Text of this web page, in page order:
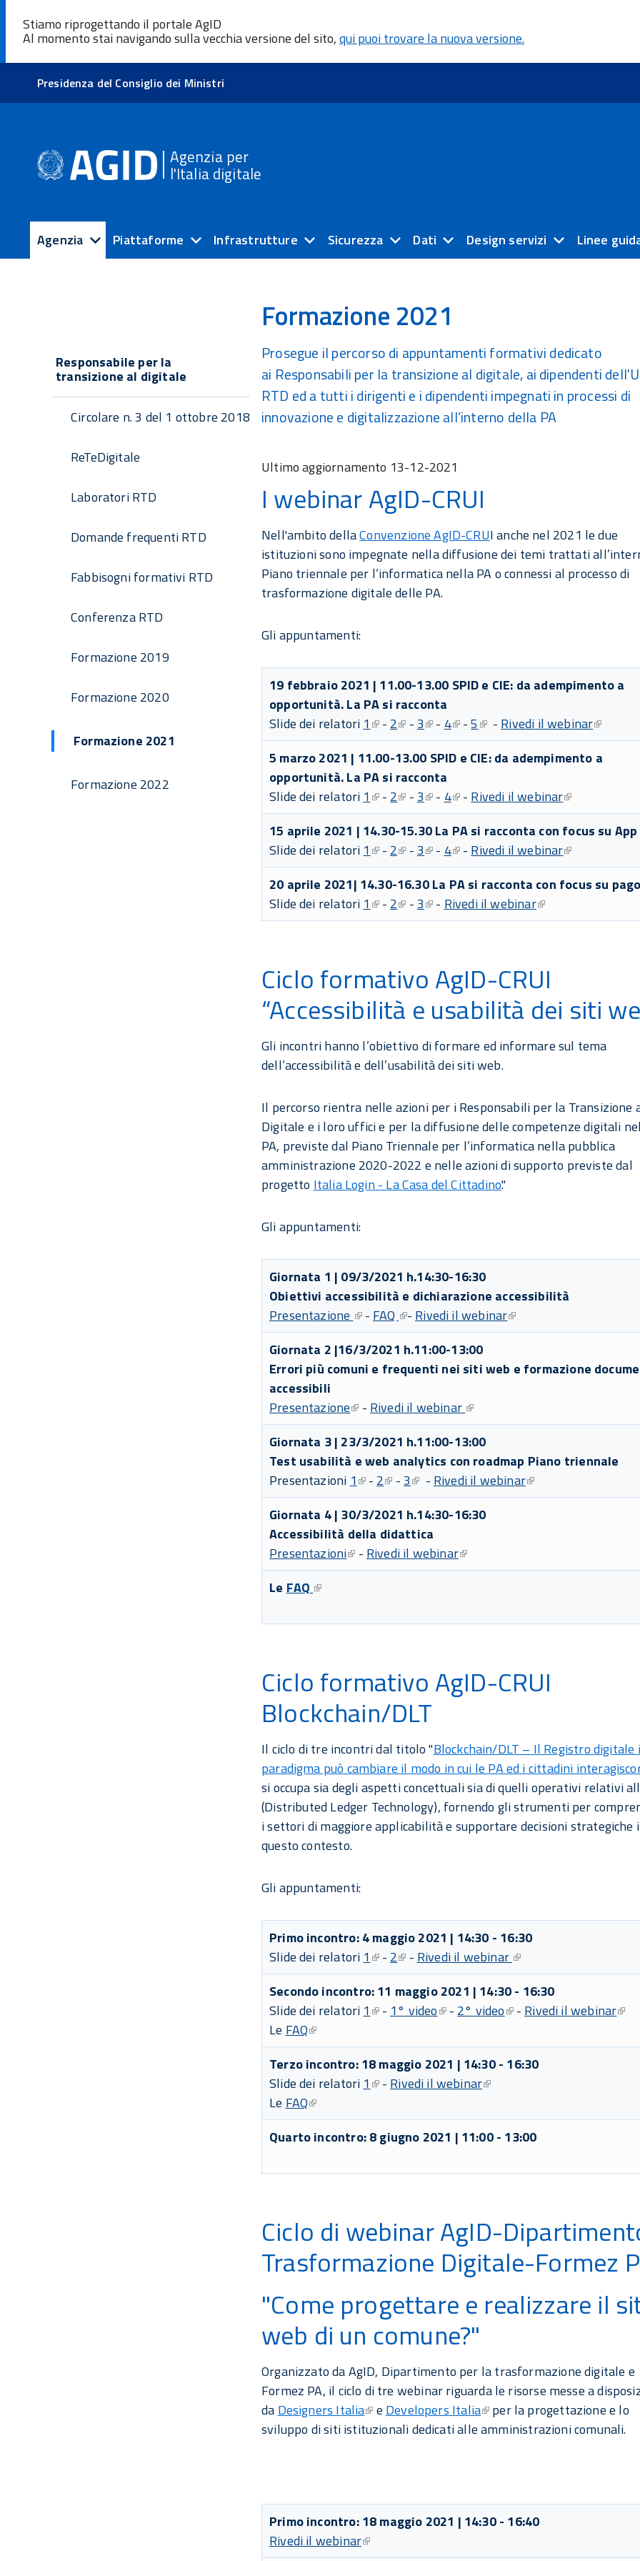
Stiamo riprogettando il portale AgID
Al momento stai navigando sulla vecchia versione del sito,qui puoi trovare la nuova versione.
Presidenza del Consiglio dei Ministri
Agenzia per
l'Italia digitale
Agenzia Piattaforme Infrastrutture Sicurezza Dati Design servizi Linee
Formazione 2021
Navigazione
principale
Responsabile per la
transizione al digitale
Circolare n. 3 del 1 ottobre 2018
ReTeDigitale
Laboratori RTD
Domande frequenti RTD
Fabbisogni formativi RTD
Conferenza RTD
Formazione 2019
Formazione 2020
Formazione 2021
Formazione 2022
Prosegue il percorso di appuntamenti formativi dedicato
ai Responsabili per la transizione al digitale, ai dipendenti
RTD ed a tutti i dirigenti e i dipendenti impegnati in processi di
innovazione e digitalizzazione all’interno della PA
Ultimo aggiornamento 13-12-2021
I webinar AgID-CRUI
Nell'ambito dellaConvenzione AgID-CRUI anche nel 2021 le due
istituzioni sono impegnate nella diffusione dei temi trattati
Piano triennale per l’informatica nella PA o connessi al processo di
trasformazione digitale delle PA.
Gli appuntamenti:
19 febbraio 2021 | 11.00-13.00 SPID e CIE: da adempimento a
opportunità. La PA si racconta
Slide dei relatori 1 - 2 -3 - 4 -5 - Rivedi il webinar
5 marzo 2021 | 11.00-13.00 SPID e CIE: da adempimento a
opportunità. La PA si racconta
Slide dei relatori 1 - 2 -3 - 4 - Rivedi il webinar
15 aprile 2021 | 14.30-15.30 La PA si racconta con focus su App
Slide dei relatori 1 - 2 -3 - 4 - Rivedi il webinar
20 aprile 2021| 14.30-16.30 La PA si racconta con focus su
Slide dei relatori 1 - 2 -3 - Rivedi il webinar
Ciclo formativo AgID-CRUI
“Accessibilità e usabilità dei siti
Gli incontri hanno l’obiettivo di formare ed informare sul tema
dell’accessibilità e dell’usabilità dei siti web.
Il percorso rientra nelle azioni per i Responsabili per la Transizione
Digitale e i loro uffici e per la diffusione delle competenze digitali
PA, previste dal Piano Triennale per l’informatica nella pubblica
amministrazione 2020-2022 e nelle azioni di supporto previste dal
progetto Italia Login - La Casa del Cittadino."
Gli appuntamenti:
Giornata 1 | 09/3/2021 h.14:30-16:30
Obiettivi accessibilità e dichiarazione accessibilità
Presentazione
- FAQ - Rivedi il webinar
Giornata 2 |16/3/2021 h.11:00-13:00
Errori più comuni e frequenti nei siti web e formazione
accessibili
Presentazione
- Rivedi il webinar
Giornata 3 | 23/3/2021 h.11:00-13:00
Test usabilità e web analytics con roadmap Piano triennale
Presentazioni 1 - 2 -3 - Rivedi il webinar
Giornata 4 | 30/3/2021 h.14:30-16:30
Accessibilità della didattica
Presentazioni
- Rivedi il webinar
Le FAQ
Ciclo formativo AgID-CRUI
Blockchain/DLT
Il ciclo di tre incontri dal titolo "Blockchain/DLT – Il Registro digitale
paradigma può cambiare il modo in cui le PA ed i cittadini
si occupa sia degli aspetti concettuali sia di quelli operativi relativi
(Distributed Ledger Technology), fornendo gli strumenti per
i settori di maggiore applicabilità e supportare decisioni strategiche
questo contesto.
Gli appuntamenti:
Primo incontro: 4 maggio 2021 | 14:30 - 16:30
Slide dei relatori 1 - 2 - Rivedi il webinar
Secondo incontro: 11 maggio 2021 | 14:30 - 16:30
Slide dei relatori 1 - 1° video - 2° video - Rivedi il webinar
Le FAQ
Terzo incontro: 18 maggio 2021 | 14:30 - 16:30
Slide dei relatori 1 - Rivedi il webinar
Le FAQ
Quarto incontro: 8 giugno 2021 | 11:00 - 13:00
Ciclo di webinar AgID-
Trasformazione Digitale-Formez
"Come progettare e realizzare il
web di un comune?"
Organizzato da AgID, Dipartimento per la trasformazione digitale e
Formez PA, il ciclo di tre webinar riguarda le risorse messe a
da Designers Italia e Developers Italia
per la progettazione e lo
sviluppo di siti istituzionali dedicati alle amministrazioni comunali.
Primo incontro: 18 maggio 2021 | 14:30 - 16:40
Rivedi il webinar